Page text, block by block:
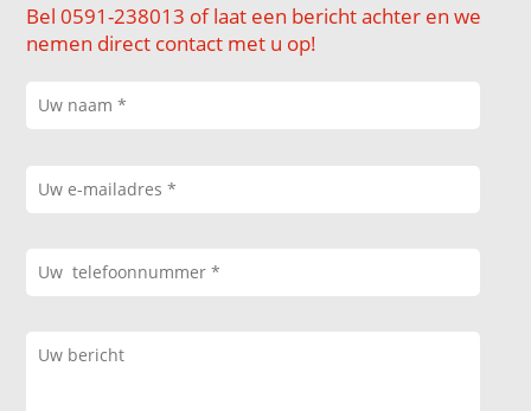
Bel 0591-238013 of laat een bericht achter en we
nemen direct contact met u op!